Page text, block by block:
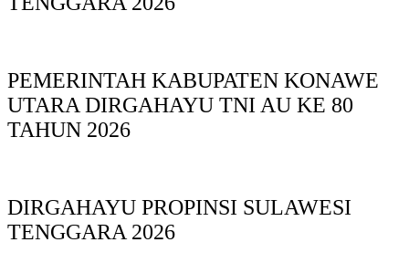
PEMERINTAH KABUPATEN KONAWE
UTARA DIRGAHAYU TNI AU KE 80
TAHUN 2026
DIRGAHAYU PROPINSI SULAWESI
TENGGARA 2026